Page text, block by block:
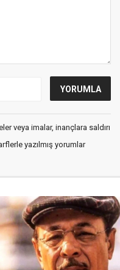
veya imalar, inançlara saldırı
yazılmış yorumlar